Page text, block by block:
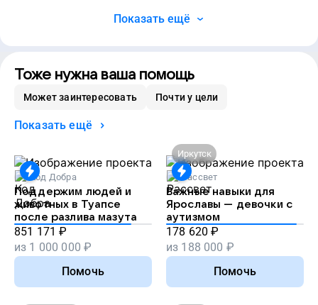
Показать ещё
Тоже нужна ваша помощь
Может заинтересовать Почти у цели
Показать ещё
Код Добра
Поддержим людей и
животных в Туапсе
после разлива мазута
851 171 ₽
из 1 000 000 ₽
Помочь
Иркутск
Рассвет
Важные навыки для
Ярославы — девочки с
аутизмом
178 620 ₽
из 188 000 ₽
Помочь